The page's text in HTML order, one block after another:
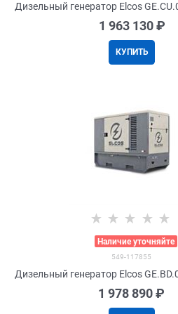
Дизельный генератор Elcos
1 963 130 ₽
КУПИТЬ
Наличие уточняйте
549-117855
Дизельный генератор Elcos
1 978 890 ₽